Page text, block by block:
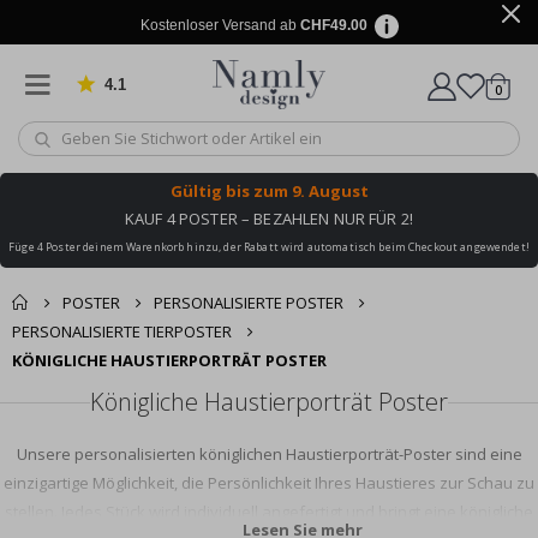
Kostenloser Versand ab CHF49.00
4.1 von 1029 Bewertungen
Wagen
0
Gültig bis zum 9. August
KAUF 4 POSTER – BEZAHLEN NUR FÜR 2!
Füge 4 Poster deinem Warenkorb hinzu, der Rabatt wird automatisch beim Checkout angewendet!
POSTER
PERSONALISIERTE POSTER
PERSONALISIERTE TIERPOSTER
KÖNIGLICHE HAUSTIERPORTRÄT POSTER
Königliche Haustierporträt Poster
Unsere personalisierten königlichen Haustierporträt-Poster sind eine
einzigartige Möglichkeit, die Persönlichkeit Ihres Haustieres zur Schau zu
Lesen Sie mehr